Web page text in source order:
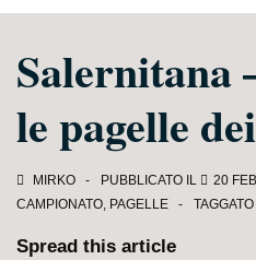
Salernitana
le pagelle
MIRKO PUBBLICATO IL 20
CAMPIONATO, PAGELLE
Spread this article